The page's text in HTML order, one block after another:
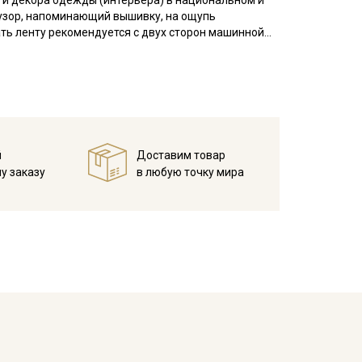
напоминающий вышивку, на ощупь
ленту рекомендуется с двух сторон машинной
заказу
Доставим товар
в любую точку мира